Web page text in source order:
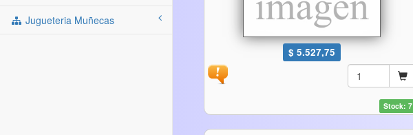
Jugueteria Muñecas
$ 5.527,75
Stock: 7